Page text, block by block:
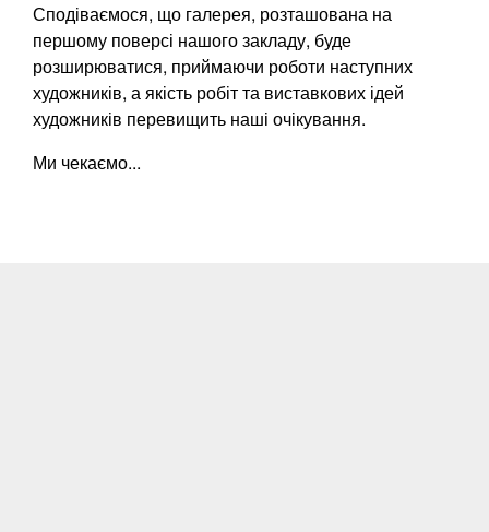
Сподіваємося, що галерея, розташована на
першому поверсі нашого закладу, буде
розширюватися, приймаючи роботи наступних
художників, а якість робіт та виставкових ідей
художників перевищить наші очікування.
Ми чекаємо...